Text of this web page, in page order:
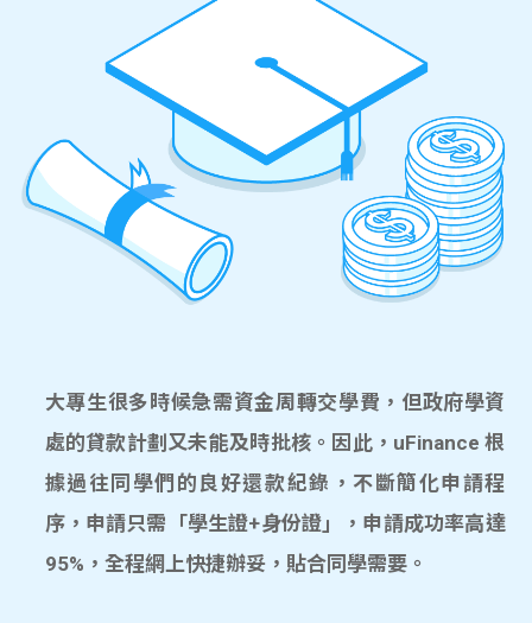
大專生很多時候急需資金周轉交學費，但政府學資
處的貸款計劃又未能及時批核。因此，uFinance 根
據過往同學們的良好還款紀錄，不斷簡化申請程
序，申請只需「學生證+身份證」，申請成功率高達
95%，全程網上快捷辦妥，貼合同學需要。